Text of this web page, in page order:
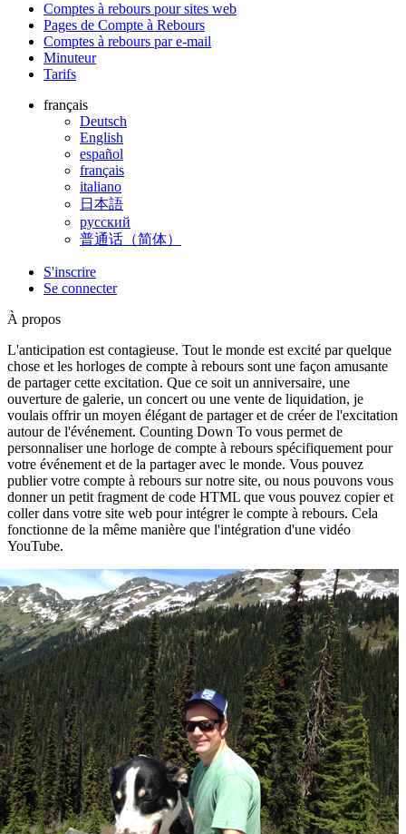
Comptes à rebours pour sites web
Pages de Compte à Rebours
Comptes à rebours par e-mail
Minuteur
Tarifs
français
Deutsch
English
español
français
italiano
日本語
русский
普通话（简体）
S'inscrire
Se connecter
À propos
L'anticipation est contagieuse. Tout le monde est excité par quelque
chose et les horloges de compte à rebours sont une façon amusante
de partager cette excitation. Que ce soit un anniversaire, une
ouverture de galerie, un concert ou une vente de liquidation, je
voulais offrir un moyen élégant de partager et de créer de l'excitation
autour de l'événement. Counting Down To vous permet de
personnaliser une horloge de compte à rebours spécifiquement pour
votre événement et de la partager avec le monde. Vous pouvez
publier votre compte à rebours sur notre site, ou nous pouvons vous
donner un petit fragment de code HTML que vous pouvez copier et
coller dans votre site web pour intégrer le compte à rebours. Cela
fonctionne de la même manière que l'intégration d'une vidéo
YouTube.